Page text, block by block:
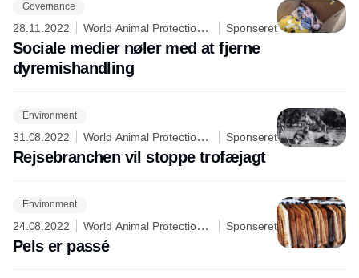
Governance
28.11.2022
World Animal Protection
Danmark
Sponseret
Sociale medier nøler med at fjerne
dyremishandling
Environment
31.08.2022
World Animal Protection
Danmark
Sponseret
Rejsebranchen vil stoppe trofæjagt
Environment
24.08.2022
World Animal Protection
Danmark
Sponseret
Pels er passé